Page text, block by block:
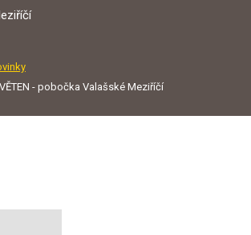
- pobočka Valašské Meziříčí